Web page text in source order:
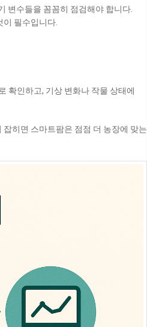
변수들을 꼼꼼히 점검해야 합니다.
필수입니다.
확인하고, 기상 변화나 작물 상태에
히면 스마트팜은 점점 더 농장에 맞는